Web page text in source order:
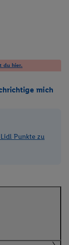
du hier.
mich
Punkte zu